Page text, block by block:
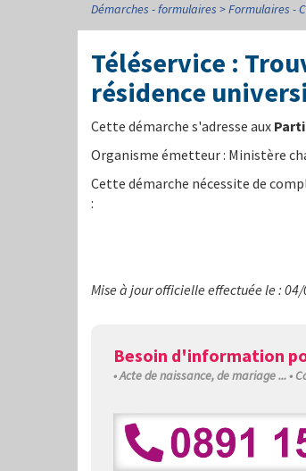
Démarches - formulaires Formulaires -
Téléservice :
résidence
Cette démarche s'adresse aux
Organisme émetteur : Ministère
Cette démarche nécessite de
:
Mise à jour officielle effectuée le :
Besoin d'information
• Acte de naissance, de mariage ... •